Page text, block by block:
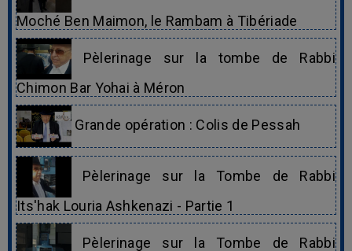
Moché Ben Maimon, le Rambam à Tibériade
Pèlerinage sur la tombe de Rabbi
Chimon Bar Yohai à Méron
Grande opération : Colis de Pessah
Pèlerinage sur la Tombe de Rabbi
Its'hak Louria Ashkenazi - Partie 1
Pèlerinage sur la Tombe de Rabbi